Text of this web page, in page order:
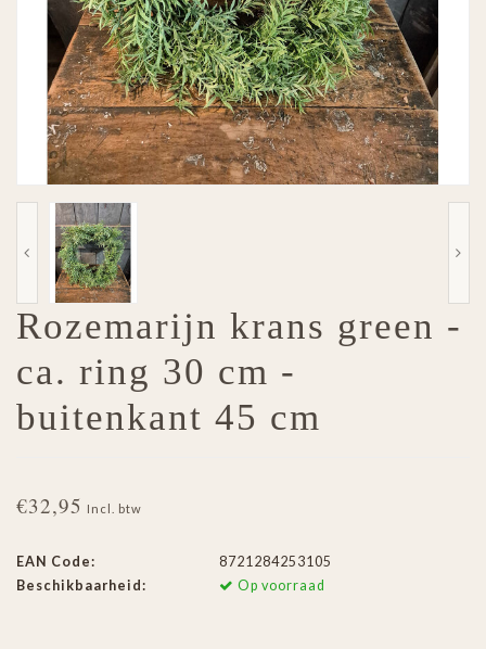
Rozemarijn krans green -
ca. ring 30 cm -
buitenkant 45 cm
€32,95 Incl. btw
EAN Code:
8721284253105
Beschikbaarheid:
Op voorraad